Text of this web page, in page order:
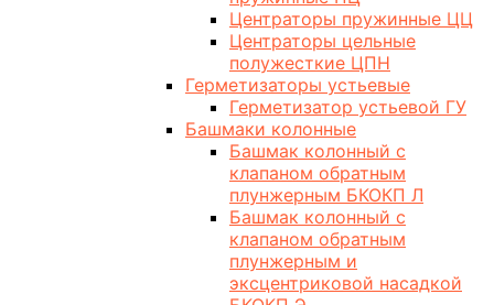
Центраторы пружинные ЦЦ
Центраторы цельные
полужесткие ЦПН
Герметизаторы устьевые
Герметизатор устьевой ГУ
Башмаки колонные
Башмак колонный с
клапаном обратным
плунжерным БКОКП Л
Башмак колонный с
клапаном обратным
плунжерным и
эксцентриковой насадкой